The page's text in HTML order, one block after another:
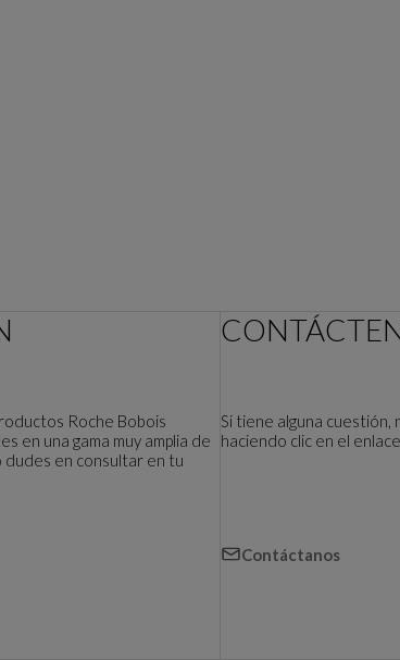
Roche Bobois
en una gama muy amplia de
dudes en consultar en tu
Si tiene alguna
haciendo clic en el
Contáctanos